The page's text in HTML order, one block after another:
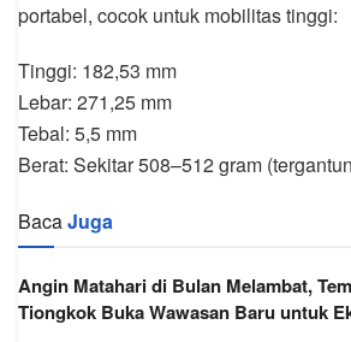
portabel, cocok untuk mobilitas tinggi:
Tinggi: 182,53 mm
Lebar: 271,25 mm
Tebal: 5,5 mm
Berat: Sekitar 508–512 gram
BacaJuga
Angin Matahari di Bulan Melambat,
Tiongkok Buka Wawasan Baru untuk